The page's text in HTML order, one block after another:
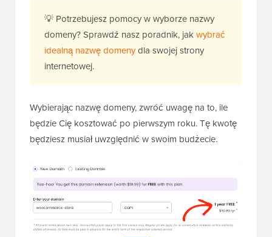
💡 Potrzebujesz pomocy w wyborze nazwy
domeny? Sprawdź nasz poradnik, jakwybrać
idealną nazwę domenydla swojej strony
internetowej.
Wybierając nazwę domeny, zwróć uwagę na to, ile
będzie Cię kosztować po pierwszym roku. Tę kwotę
będziesz musiał uwzględnić w swoim budżecie.